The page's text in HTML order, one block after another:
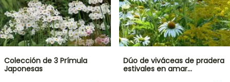
Colección de 3 Prímula
Japonesas
Dúo de viváceas de pradera
estivales en amar…